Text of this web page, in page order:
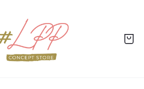
& collect gratuit